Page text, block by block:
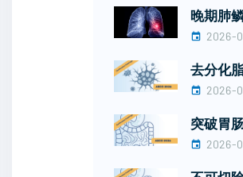
晚期肺
2026-
去分化
2026-
突破胃
2026-